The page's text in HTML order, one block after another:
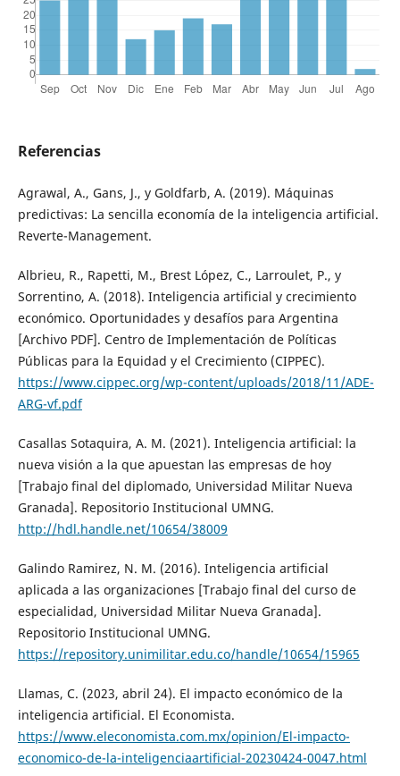
Referencias
Agrawal, A., Gans, J., y Goldfarb, A. (2019). Máquinas
predictivas: La sencilla economía de la inteligencia artificial.
Reverte-Management.
Albrieu, R., Rapetti, M., Brest López, C., Larroulet, P., y
Sorrentino, A. (2018). Inteligencia artificial y crecimiento
económico. Oportunidades y desafíos para Argentina
[Archivo PDF]. Centro de Implementación de Políticas
Públicas para la Equidad y el Crecimiento (CIPPEC).
https://www.cippec.org/wp-content/uploads/2018/11/ADE-
ARG-vf.pdf
Casallas Sotaquira, A. M. (2021). Inteligencia artificial: la
nueva visión a la que apuestan las empresas de hoy
[Trabajo final del diplomado, Universidad Militar Nueva
Granada]. Repositorio Institucional UMNG.
http://hdl.handle.net/10654/38009
Galindo Ramirez, N. M. (2016). Inteligencia artificial
aplicada a las organizaciones [Trabajo final del curso de
especialidad, Universidad Militar Nueva Granada].
Repositorio Institucional UMNG.
https://repository.unimilitar.edu.co/handle/10654/15965
Llamas, C. (2023, abril 24). El impacto económico de la
inteligencia artificial. El Economista.
https://www.eleconomista.com.mx/opinion/El-impacto-
economico-de-la-inteligenciaartificial-20230424-0047.html